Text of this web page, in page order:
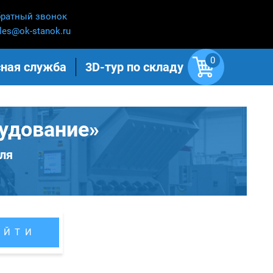
звонок
stanok.ru
служба 3D-тур по складу 0